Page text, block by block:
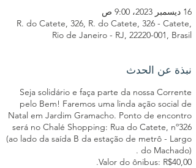
16 ديسمبر 2023، 9:00 ص
R. do Catete, 326, R. do Catete, 326 - Catete,
Rio de Janeiro - RJ, 22220-001, Brasil
نبذة عن الحدث
Seja solidário e faça parte da nossa Corrente
pelo Bem! Faremos uma linda ação social de
Natal em Jardim Gramacho. Ponto de encontro
será no Chalé Shopping: Rua do Catete, nº326
(ao lado da saída B da estação de metrô - Largo
do Machado) .
Valor do ônibus: R$40,00.